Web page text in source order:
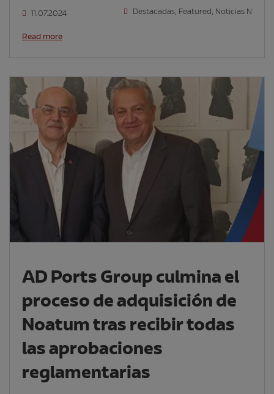
11.07.2024 Destacadas, Featured, Noticias N
Read more
AD Ports Group culmina el
proceso de adquisición de
Noatum tras recibir todas
las aprobaciones
reglamentarias